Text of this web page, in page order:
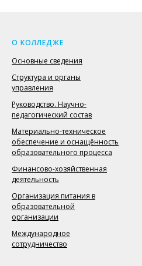
О КОЛЛЕДЖЕ
Основные сведения
Структура и органы
управления
Руководство. Научно-
педагогический состав
Материально-техническое
обеспечение и оснащённость
образовательного процесса
Финансово-хозяйственная
деятельность
Организация питания в
образовательной
организации
Международное
сотрудничество